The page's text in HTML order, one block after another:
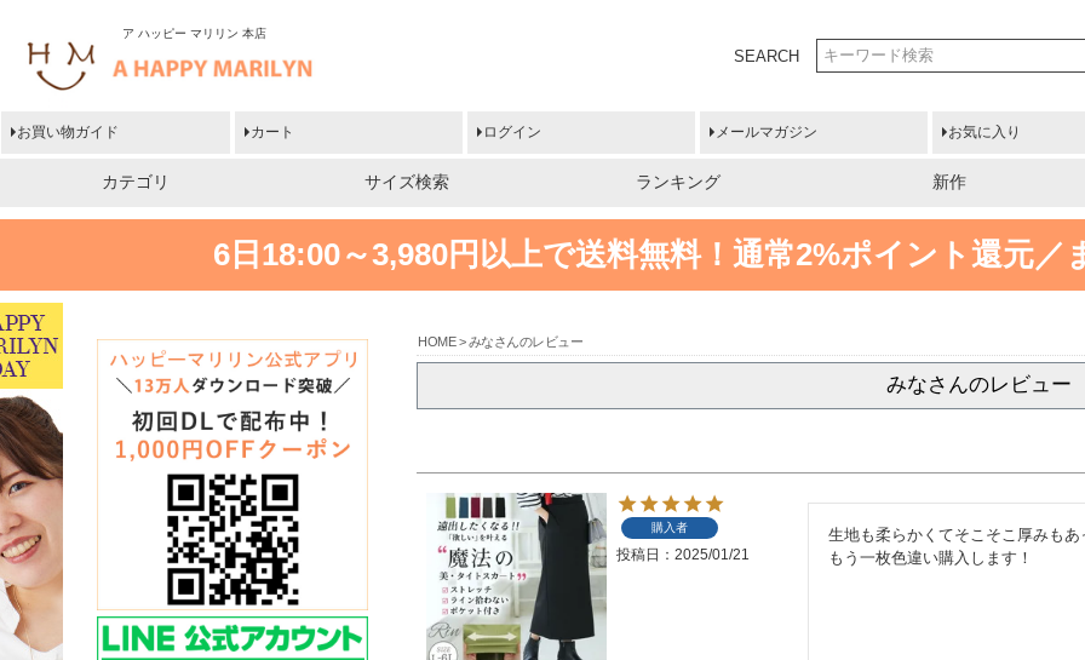
ア ハッピー マリリン 本店
SEARCH
お買い物ガイド カート ログイン メールマガジン お気に入り
カテゴリ サイズ検索 ランキング 新作
6日18:00～3,980円以上で送料無料！ 通常2%ポイント還元／
HOME みなさんのレビュー
みなさんのレビュー
購入者
投稿日 2025/01/21
生地も柔らかくてそこそこ厚みも
もう一枚色違い購入します！